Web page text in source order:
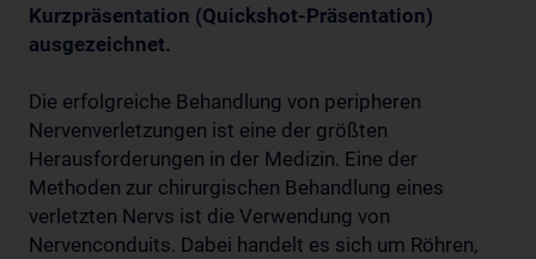
Kurzpräsentation (Quickshot-Präsentation)
ausgezeichnet.
Die erfolgreiche Behandlung von peripheren
Nervenverletzungen ist eine der größten
Herausforderungen in der Medizin. Eine der
Methoden zur chirurgischen Behandlung eines
verletzten Nervs ist die Verwendung von
Nervenconduits. Dabei handelt es sich um Röhren,